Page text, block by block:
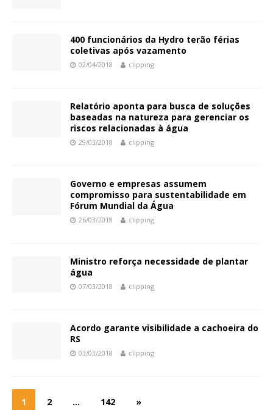
400 funcionários da Hydro terão férias
coletivas após vazamento
02/04/2018 clipping
Relatório aponta para busca de soluções
baseadas na natureza para gerenciar os
riscos relacionadas à água
29/03/2018 clipping
Governo e empresas assumem
compromisso para sustentabilidade em
Fórum Mundial da Água
26/03/2018 clipping
Ministro reforça necessidade de plantar
água
07/03/2018 clipping
Acordo garante visibilidade a cachoeira do
RS
03/03/2018 clipping
1 2 … 142 »